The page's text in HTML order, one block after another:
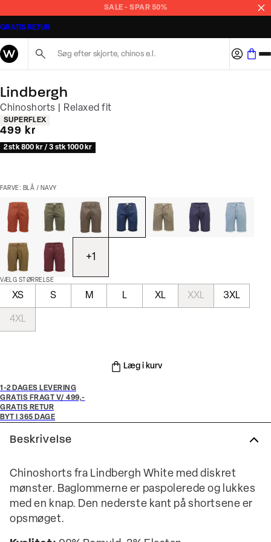
SALE - SPAR 50%
GRATIS RETUR
Lindbergh
Chinoshorts | Relaxed fit
Produkt egenskaber
SUPERFLEX
I alt (inkl. rabat)
499 kr
2 stk 800 kr / 3 stk 1000 kr
FARVE: BLÅ / NAVY
+1
VÆLG STØRRELSE
XS S M L XL XXL 3XL
4XL
Læg i kurv
1-2 DAGES LEVERING
GRATIS FRAGT V/ 499,-
GRATIS RETUR
BYT I 365 DAGE
Beskrivelse
Chinoshorts fra Lindbergh White med diskret
mønster. Baglommerne er paspolerede og lukkes
med en knap. Den nederste kant på shortsene er
opsmøget.